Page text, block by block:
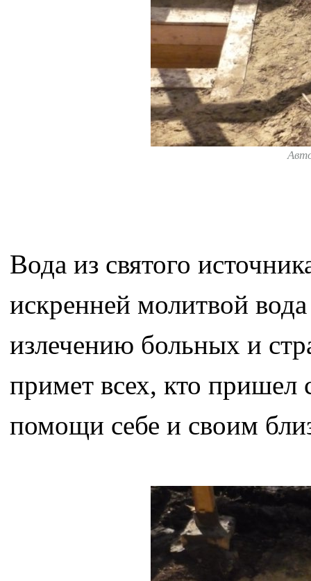
Вода из святого
искренней молитвой вода
излечению больных и
примет всех, кто
помощи себе и своим